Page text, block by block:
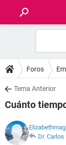
FOROS
SALUD
NUTRICIÓN
Foros
Tema Anterior
Cuánto
Dr.